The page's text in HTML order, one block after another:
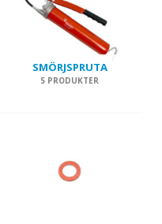
SMÖRJSPRUTA
5 PRODUKTER